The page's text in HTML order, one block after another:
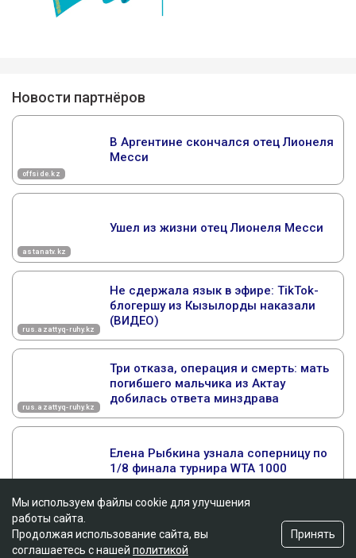
Мы используем файлы cookie для улучшения
работы сайта.
Продолжая использование сайта, вы
соглашаетесь с нашей политикой
Принять